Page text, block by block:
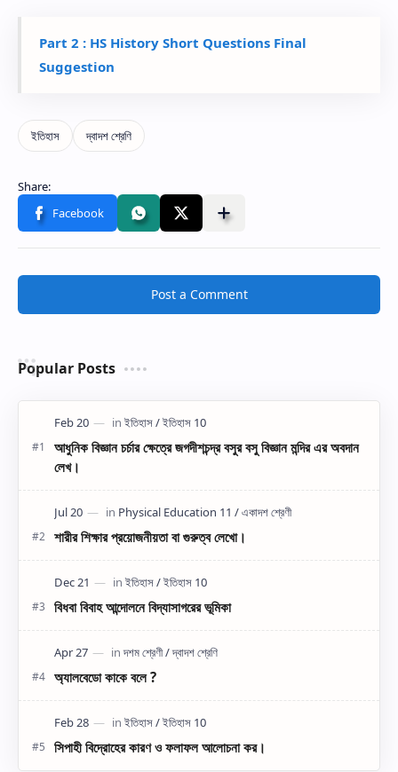
Part 2 : HS History Short Questions Final
Suggestion
Post a Comment
Popular Posts
আধুনিক বিজ্ঞান চর্চার ক্ষেত্রে জগদীশচন্দ্র বসুর বসু বিজ্ঞান মন্দির এর অবদান
লেখ।
শারীর শিক্ষার প্রয়োজনীয়তা বা গুরুত্ব লেখো।
বিধবা বিবাহ আন্দোলনে বিদ্যাসাগরের ভূমিকা
অ্যালবেডো কাকে বলে ?
সিপাহী বিদ্রোহের কারণ ও ফলাফল আলোচনা কর।